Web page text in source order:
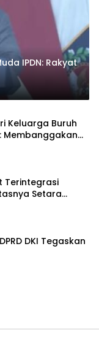
IPDN: Rakyat
Keluarga Buruh
Membanggakan
Terintegrasi
Setara
DKI Tegaskan